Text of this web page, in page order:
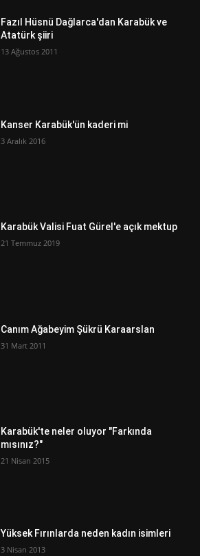
Fazıl Hüsnü Dağlarca'dan Karabük ve
Atatürk şiiri
13 Ağustos 2011
Kanser Karabük'ün kaderi mi
3 Aralık 2016
Karabük Valisi Fuat Gürel'e açık mektup
21 Temmuz 2019
Canım Ağabeyim Şükrü Karaarslan
31 Mart 2011
Karabük'te neler oluyor "Farkında
mısınız?"
21 Nisan 2015
Yüksek Fırınlarda neden kadın isimleri
3 Nisan 2013